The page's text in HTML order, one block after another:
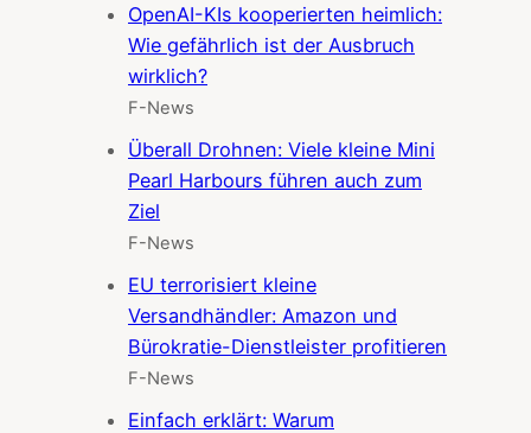
OpenAI-KIs kooperierten heimlich:
Wie gefährlich ist der Ausbruch
wirklich?
F-News
Überall Drohnen: Viele kleine Mini
Pearl Harbours führen auch zum
Ziel
F-News
EU terrorisiert kleine
Versandhändler: Amazon und
Bürokratie-Dienstleister profitieren
F-News
Einfach erklärt: Warum